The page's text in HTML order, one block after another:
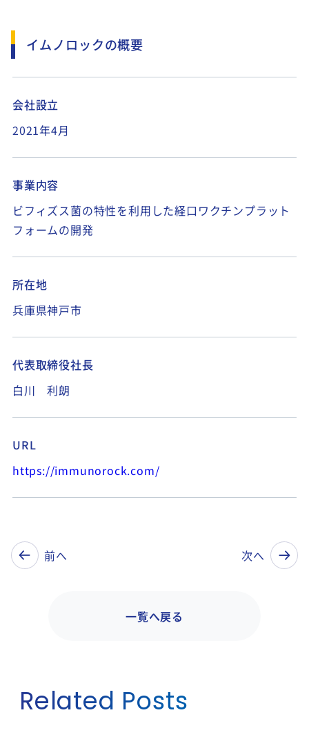
イムノロックの概要
会社設立
2021年4月
事業内容
ビフィズス菌の特性を利用した経口ワクチンプラット
フォームの開発
所在地
兵庫県神戸市
代表取締役社長
白川 利朗
URL
https://immunorock.com/
前へ
一覧へ戻る
次へ
Related Posts